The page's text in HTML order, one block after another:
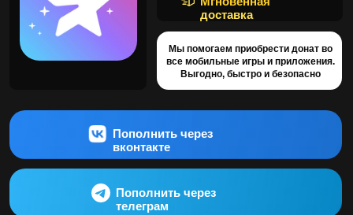
Пополнить через
вконтакте
Пополнить через
Telegram Premium предоставляет дополнительные
улучшенным опытом использования Telegram.
Premium на 1 год - Дешево и
быстро